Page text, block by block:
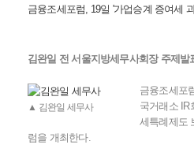
금융조세포럼, 19일 '가업승계 증여세
김완일 전 서울지방세무사회장 주제발
▲ 김완일 세무사
금융조세포
국거래소 IR
세특례제도
럼을 개최한다.